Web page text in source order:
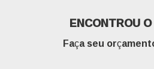
ENCONTROU
Faça seu